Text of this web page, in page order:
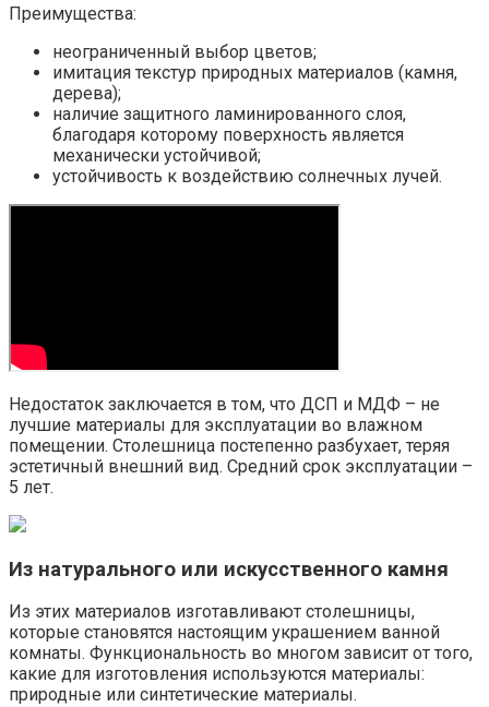
Преимущества:
неограниченный выбор цветов;
имитация текстур природных материалов (камня,
дерева);
наличие защитного ламинированного слоя,
благодаря которому поверхность является
механически устойчивой;
устойчивость к воздействию солнечных лучей.
Недостаток заключается в том, что ДСП и МДФ – не
лучшие материалы для эксплуатации во влажном
помещении. Столешница постепенно разбухает, теряя
эстетичный внешний вид. Средний срок эксплуатации –
5 лет.
Из натурального или искусственного камня
Из этих материалов изготавливают столешницы,
которые становятся настоящим украшением ванной
комнаты. Функциональность во многом зависит от того,
какие для изготовления используются материалы:
природные или синтетические материалы.